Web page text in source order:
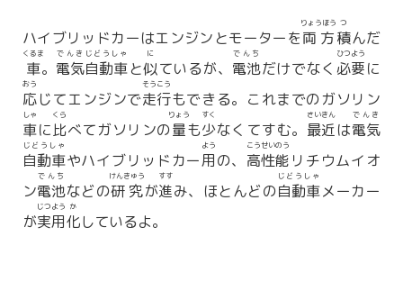
ハイブリッドカーはエンジンとモーターを両方
りょうほう
積
つ
んだ
車
くるま
。 電気
でんき
自動車
じどうしゃ
と似
に
ているが、 電池
でんち
だけでなく 必要
ひつよう
に
応
おう
じてエンジンで走行
そうこう
もできる。これまでのガソリン
車
しゃ
に比
くら
べてガソリンの量
りょう
も少
すく
なくてすむ。 最近
さいきん
は電気
でんき
自動車
じどうしゃ
やハイブリッドカー用
よう
の、 高
こう
性能
せいのう
リチウムイオ
ン電池
でんち
などの研究
けんきゅう
が進
すす
み、ほとんどの自動車
じどうしゃ
メーカー
が実用
じつよう
化
か
しているよ。